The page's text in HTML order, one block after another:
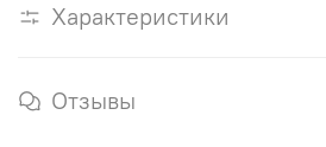
Характеристики
Отзывы